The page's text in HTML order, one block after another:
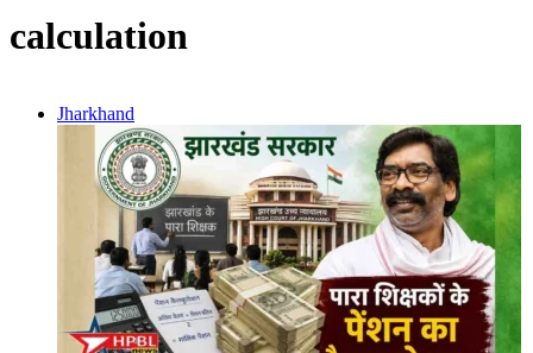
calculation
Jharkhand